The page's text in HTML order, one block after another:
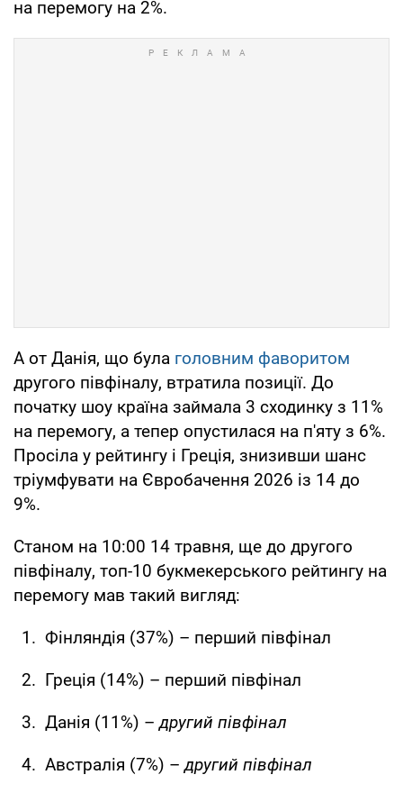
на перемогу на 2%.
А от Данія, що була головним фаворитом
другого півфіналу, втратила позиції. До
початку шоу країна займала 3 сходинку з 11%
на перемогу, а тепер опустилася на п'яту з 6%.
Просіла у рейтингу і Греція, знизивши шанс
тріумфувати на Євробачення 2026 із 14 до
9%.
Станом на 10:00 14 травня, ще до другого
півфіналу, топ-10 букмекерського рейтингу на
перемогу мав такий вигляд:
Фінляндія (37%) – перший півфінал
Греція (14%) – перший півфінал
Данія (11%) –другий півфінал
Австралія (7%) –другий півфінал